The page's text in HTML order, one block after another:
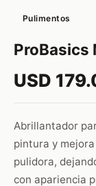
Pulimentos
ProBasics
USD
Abrillantador
pintura y
pulidora,
con apariencia